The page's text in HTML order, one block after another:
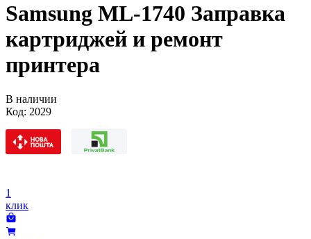
Samsung ML-1740 Заправка
картриджей и ремонт
принтера
В наличии
Код: 2029
1
клик